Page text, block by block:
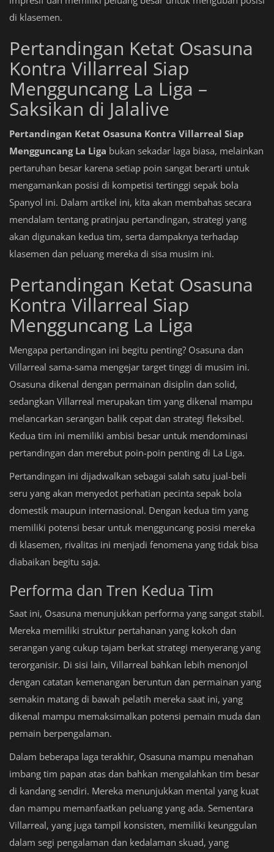
di klasemen.
Pertandingan Ketat Osasuna
Kontra Villarreal Siap
Mengguncang La Liga –
Saksikan di Jalalive
Pertandingan Ketat Osasuna Kontra Villarreal Siap
Mengguncang La Liga bukan sekadar laga biasa, melainkan
pertaruhan besar karena setiap poin sangat berarti untuk
mengamankan posisi di kompetisi tertinggi sepak bola
Spanyol ini. Dalam artikel ini, kita akan membahas secara
mendalam tentang pratinjau pertandingan, strategi yang
akan digunakan kedua tim, serta dampaknya terhadap
klasemen dan peluang mereka di sisa musim ini.
Pertandingan Ketat Osasuna
Kontra Villarreal Siap
Mengguncang La Liga
Mengapa pertandingan ini begitu penting? Osasuna dan
Villarreal sama-sama mengejar target tinggi di musim ini.
Osasuna dikenal dengan permainan disiplin dan solid,
sedangkan Villarreal merupakan tim yang dikenal mampu
melancarkan serangan balik cepat dan strategi fleksibel.
Kedua tim ini memiliki ambisi besar untuk mendominasi
pertandingan dan merebut poin-poin penting di La Liga.
Pertandingan ini dijadwalkan sebagai salah satu jual-beli
seru yang akan menyedot perhatian pecinta sepak bola
domestik maupun internasional. Dengan kedua tim yang
memiliki potensi besar untuk mengguncang posisi mereka
di klasemen, rivalitas ini menjadi fenomena yang tidak bisa
diabaikan begitu saja.
Performa dan Tren Kedua Tim
Saat ini, Osasuna menunjukkan performa yang sangat stabil.
Mereka memiliki struktur pertahanan yang kokoh dan
serangan yang cukup tajam berkat strategi menyerang yang
terorganisir. Di sisi lain, Villarreal bahkan lebih menonjol
dengan catatan kemenangan beruntun dan permainan yang
semakin matang di bawah pelatih mereka saat ini, yang
dikenal mampu memaksimalkan potensi pemain muda dan
pemain berpengalaman.
Dalam beberapa laga terakhir, Osasuna mampu menahan
imbang tim papan atas dan bahkan mengalahkan tim besar
di kandang sendiri. Mereka menunjukkan mental yang kuat
dan mampu memanfaatkan peluang yang ada. Sementara
Villarreal, yang juga tampil konsisten, memiliki keunggulan
dalam segi pengalaman dan kedalaman skuad, yang